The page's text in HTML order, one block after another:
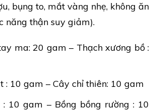
bụng to, mắt vàng nhẹ, không ăn
năng thận suy giảm).
ma: 20 gam – Thạch xương bồ :
: 10 gam – Cây chỉ thiên: 10 gam
: 10 gam – Bồng bồng rường : 10